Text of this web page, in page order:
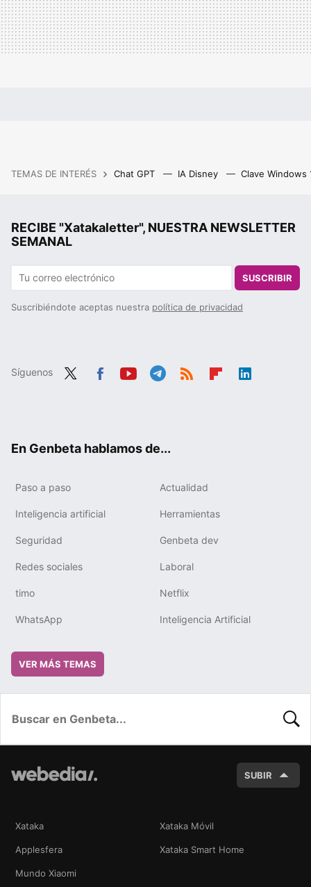
TEMAS DE INTERÉS Chat GPT IA Disney Clave Windows
RECIBE "Xatakaletter", NUESTRA NEWSLETTER
SEMANAL
SUSCRIBIR
Suscribiéndote aceptas nuestra política de privacidad
Síguenos
En Genbeta hablamos de...
Paso a paso Actualidad
Inteligencia artificial Herramientas
Seguridad Genbeta dev
Redes sociales Laboral
timo Netflix
WhatsApp Inteligencia Artificial
VER MÁS TEMAS
SUBIR
Xataka Xataka Móvil
Applesfera Xataka Smart Home
Mundo Xiaomi